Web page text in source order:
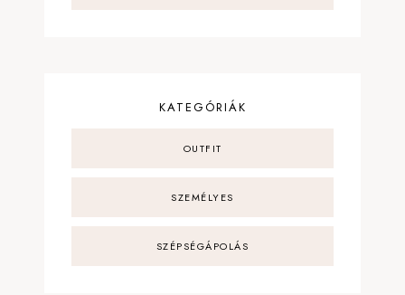
KATEGÓRIÁK
OUTFIT
SZEMÉLYES
SZÉPSÉGÁPOLÁS